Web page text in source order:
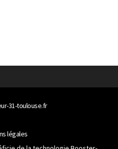
31-toulouse.fr
légales